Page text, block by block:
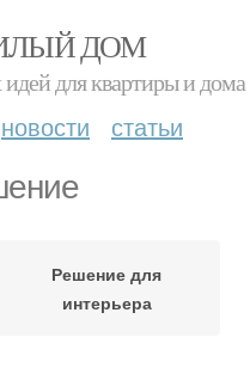
ДОМ
для квартиры и дома
новости статьи
Решение для
интерьера